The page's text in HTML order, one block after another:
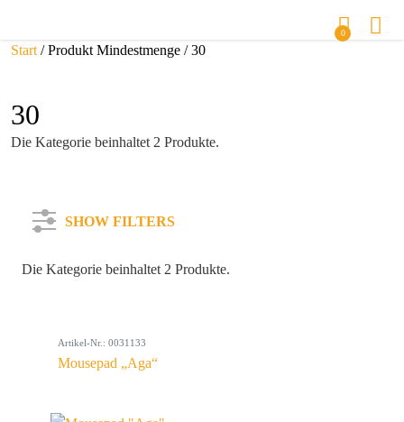
0
Start / Produkt Mindestmenge / 30
30
Die Kategorie beinhaltet 2 Produkte.
SHOW FILTERS
Farbe
Die Kategorie beinhaltet 2 Produkte.
Artikel-Nr.: 0031133
Mousepad „Aga“